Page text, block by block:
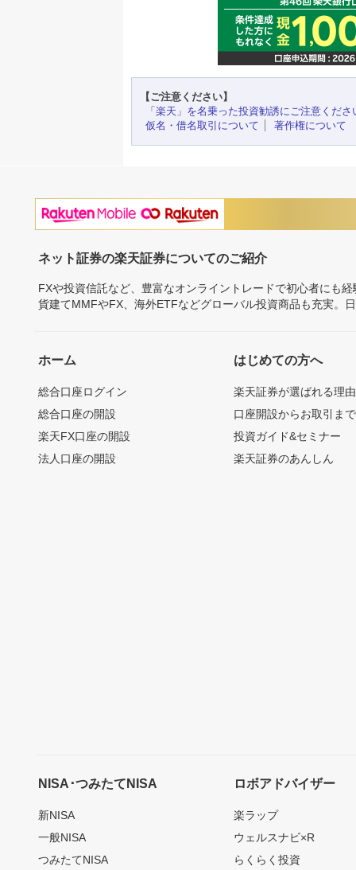
【ご注意ください】
「楽天」を名乗った投資勧誘にご注意くださ
仮名・借名取引について
著作権について
ネット証券の楽天証券についてのご紹介
FXや投資信託など、豊富なオンライントレードで初心者にも
貨建てMMFやFX、海外ETFなどグローバル投資商品も充実。
ホーム
総合口座ログイン
総合口座の開設
楽天FX口座の開設
法人口座の開設
はじめての方へ
楽天証券が選ばれる理由
口座開設からお取引ま
投資ガイド&セミナー
楽天証券のあんしん
NISA･つみたてNISA
新NISA
一般NISA
つみたてNISA
ロボアドバイザー
楽ラップ
ウェルスナビ×R
らくらく投資